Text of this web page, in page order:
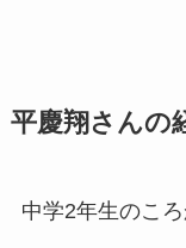
平慶翔さんの
中学2年生のこ